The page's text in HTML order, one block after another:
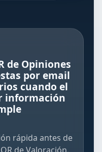
de Opiniones
por email
cuando el
información
rápida antes de